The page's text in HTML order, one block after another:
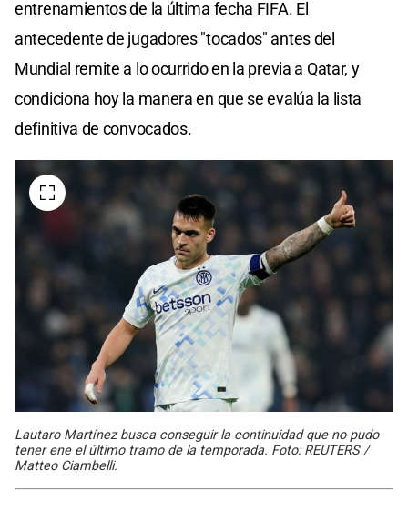
entrenamientos de la última fecha FIFA. El
antecedente de jugadores "tocados" antes del
Mundial remite a lo ocurrido en la previa a Qatar, y
condiciona hoy la manera en que se evalúa la lista
definitiva de convocados.
Lautaro Martínez busca conseguir la continuidad que no pudo
tener ene el último tramo de la temporada. Foto: REUTERS /
Matteo Ciambelli.